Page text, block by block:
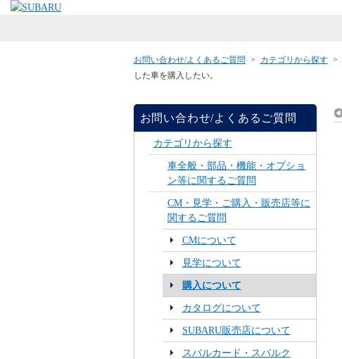
お問い合わせ/よくあるご質問 > カテゴリから探す >
した車を購入したい。
お問い合わせ/よくあるご質問
カテゴリから探す
車全般・部品・機能・オプショ
ン等に関するご質問
CM・見学・ご購入・販売店等に
関するご質問
CMについて
見学について
購入について
カタログについて
SUBARU販売店について
スバルカード・スバルク